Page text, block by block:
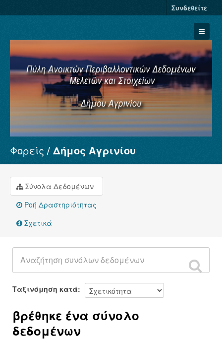
Συνδεθείτε
Σύνολα Δεδομένων
Φορείς
Ομάδες
Σχετικά
Φορείς Δήμος Αγρινίου
Σύνολα Δεδομένων
Ροή Δραστηριότητας
Σχετικά
Ταξινόμηση κατά
βρέθηκε ένα σύνολο
δεδομένων